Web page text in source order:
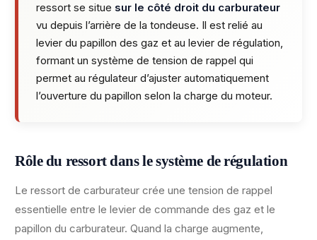
ressort se situe sur le côté droit du carburateur
vu depuis l’arrière de la tondeuse. Il est relié au
levier du papillon des gaz et au levier de régulation,
formant un système de tension de rappel qui
permet au régulateur d’ajuster automatiquement
l’ouverture du papillon selon la charge du moteur.
Rôle du ressort dans le système de régulation
Le ressort de carburateur crée une tension de rappel
essentielle entre le levier de commande des gaz et le
papillon du carburateur. Quand la charge augmente,